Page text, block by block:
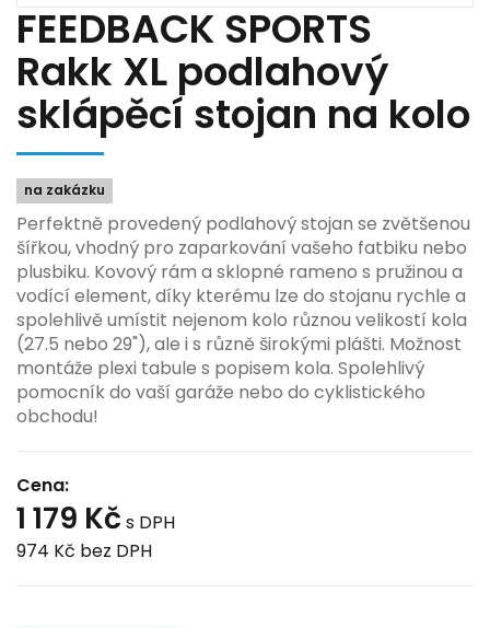
FEEDBACK SPORTS
Rakk XL podlahový
sklápěcí stojan na kolo
na zakázku
Perfektně provedený podlahový stojan se zvětšenou
šířkou, vhodný pro zaparkování vašeho fatbiku nebo
plusbiku. Kovový rám a sklopné rameno s pružinou a
vodící element, díky kterému lze do stojanu rychle a
spolehlivě umístit nejenom kolo různou velikostí kola
(27.5 nebo 29"), ale i s různě širokými plášti. Možnost
montáže plexi tabule s popisem kola. Spolehlivý
pomocník do vaší garáže nebo do cyklistického
obchodu!
Cena:
1 179 Kč s DPH
974 Kč bez DPH